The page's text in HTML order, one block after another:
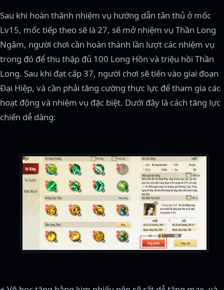
Sau khi hoàn thành nhiệm vụ hướng dẫn tân thủ ở mốc
Lv15, mốc tiếp theo sẽ là 27, sẽ mở nhiệm vụ Thần Long
Ngâm, người chơi cần hoàn thành lần lượt các nhiệm vụ
trong đó để thu thập đủ 100 Long Hồn và triệu hồi Thần
Long. Sau khi đạt cấp 37, người chơi sẽ tiến vào giai đoạn
Đại Hiệp, và cần phải tăng cường thực lực để tham gia các
hoạt động và nhiệm vụ đặc biệt. Dưới đây là cách tăng lực
chiến dễ dàng: